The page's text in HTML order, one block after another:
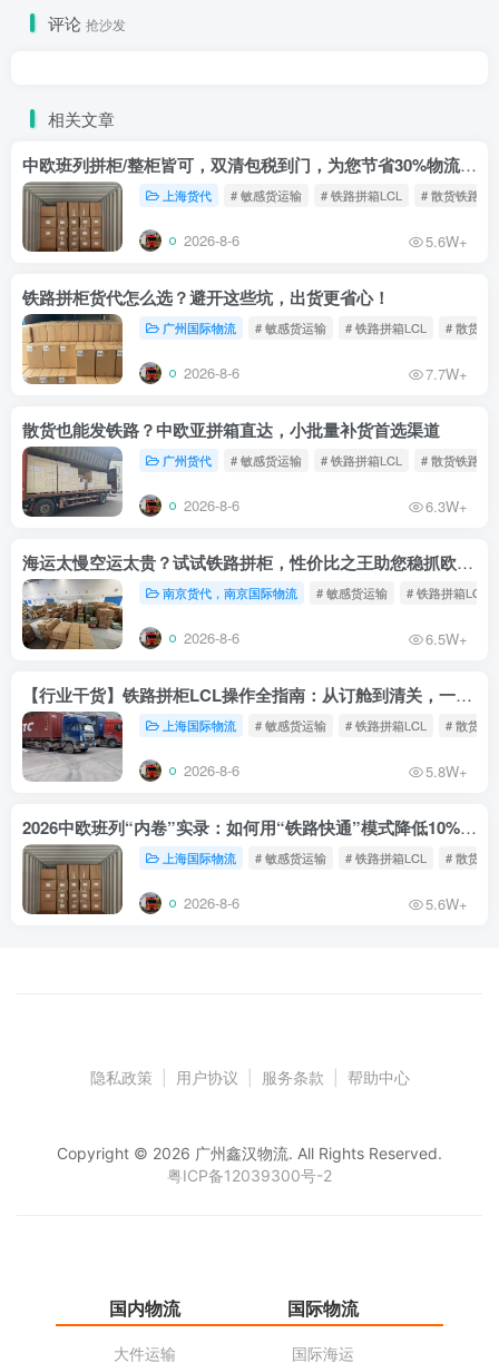
评论 抢沙发
相关文章
中欧班列拼柜/整柜皆可，双清包税到门，为您节省30%物流成本！
上海货代 # 敏感货运输 # 铁路拼箱LCL # 散货铁路
2026-8-6 5.6W+
铁路拼柜货代怎么选？避开这些坑，出货更省心！
广州国际物流 # 敏感货运输 # 铁路拼箱LCL # 散货铁
2026-8-6 7.7W+
散货也能发铁路？中欧亚拼箱直达，小批量补货首选渠道
广州货代 # 敏感货运输 # 铁路拼箱LCL # 散货铁路
2026-8-6 6.3W+
海运太慢空运太贵？试试铁路拼柜，性价比之王助您稳抓欧洲市场
南京货代，南京国际物流 # 敏感货运输 # 铁路拼箱LCL
2026-8-6 6.5W+
【行业干货】铁路拼柜LCL操作全指南：从订舱到清关，一文读懂
上海国际物流 # 敏感货运输 # 铁路拼箱LCL # 散货铁
2026-8-6 5.8W+
2026中欧班列“内卷”实录：如何用“铁路快通”模式降低10%物流成本？
上海国际物流 # 敏感货运输 # 铁路拼箱LCL # 散货铁
2026-8-6 5.6W+
隐私政策 用户协议 服务条款 帮助中心
Copyright © 2026 广州鑫汉物流. All Rights Reserved.
粤ICP备12039300号-2
国内物流
大件运输
国际物流
国际海运